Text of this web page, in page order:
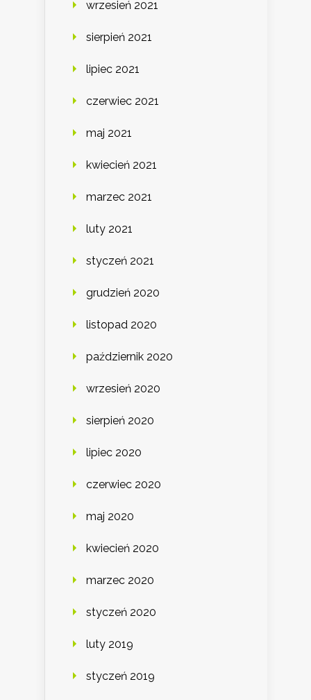
wrzesień 2021
sierpień 2021
lipiec 2021
czerwiec 2021
maj 2021
kwiecień 2021
marzec 2021
luty 2021
styczeń 2021
grudzień 2020
listopad 2020
październik 2020
wrzesień 2020
sierpień 2020
lipiec 2020
czerwiec 2020
maj 2020
kwiecień 2020
marzec 2020
styczeń 2020
luty 2019
styczeń 2019